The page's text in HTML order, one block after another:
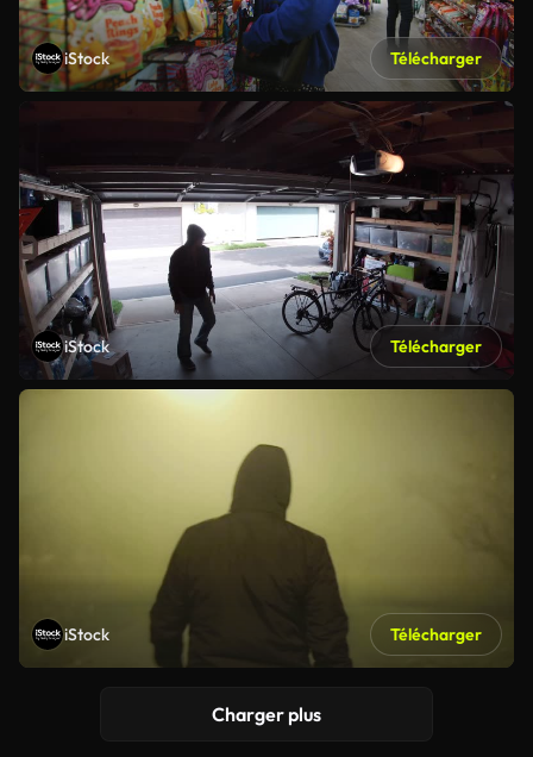
iStock Télécharger
iStock Télécharger
iStock Télécharger
Charger plus